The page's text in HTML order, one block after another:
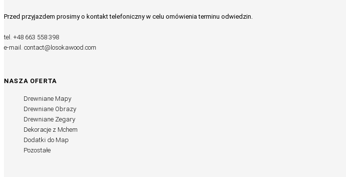
Przed przyjazdem prosimy o kontakt telefoniczny w celu omówienia terminu odwiedzin.
tel. +48 663 558 398
e-mail. contact@losokawood.com
NASZA OFERTA
Drewniane Mapy
Drewniane Obrazy
Drewniane Zegary
Dekoracje z Mchem
Dodatki do Map
Pozostałe